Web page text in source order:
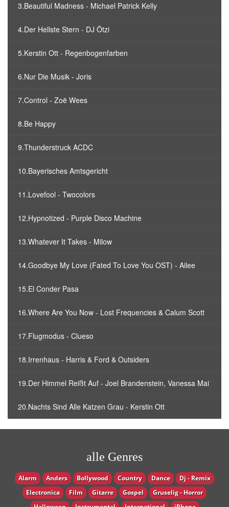
3.Beautiful Madness - Michael Patrick Kelly
4.Der Hellste Stern - DJ Ötzi
5.Kerstin Ott - Regenbogenfarben
6.Nur Die Musik - Joris
7.Control - Zoë Wees
8.Be Happy
9.Thunderstruck ACDC
10.Bayerisches Amtsgericht
11.Lovefool - Twocolors
12.Hypnotized - Purple Disco Machine
13.Whatever It Takes - Milow
14.Goodbye My Love (Fated To Love You OST) - Ailee
15.El Conder Pasa
16.Where Are You Now - Lost Frequencies & Calum Scott
17.Flugmodus - Clueso
18.Irrenhaus - Harris & Ford & Outsiders
19.Der Himmel Reißt Auf - Joel Brandenstein, Vanessa Mai
20.Nachts Sind Alle Katzen Grau - Kerstin Ott
alle Genres
Alarm Anders Bollywood Country Dance
Dj - Remix
Electronica
Film Gitarre Gospel
Gruselig - Horror